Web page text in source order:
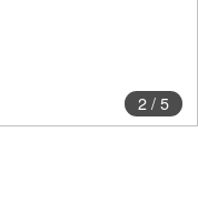
2/ 5